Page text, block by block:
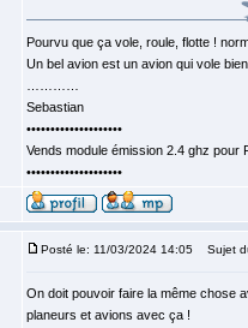
Pourvu que ça vole, roule, flotte !
Un bel avion est un avion qui vole
Sebastian
••••••••••••••••••••
Vends module émission 2.4 ghz
••••••••••••••••••••
Posté le: 11/03/2024 14:05 Sujet
On doit pouvoir faire la même chose
planeurs et avions avec ça !